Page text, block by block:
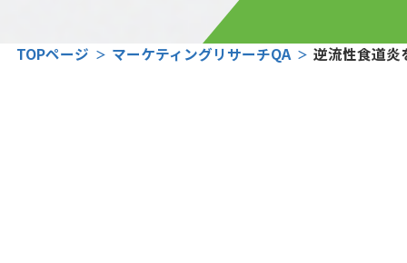
TOPページ マーケティングリサーチQA 逆流性食道炎